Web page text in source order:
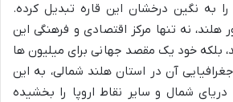
به نگین درخشان این قاره تبدیل کرده.
هلند، نه تنها مرکز اقتصادی و فرهنگی این
بلکه خود یک مقصد جهانی برای میلیون ها
آن در استان هلند شمالی، به این
شمال و سایر نقاط اروپا را بخشیده